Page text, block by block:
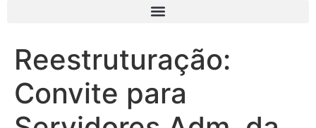
Reestruturação:
Convite para